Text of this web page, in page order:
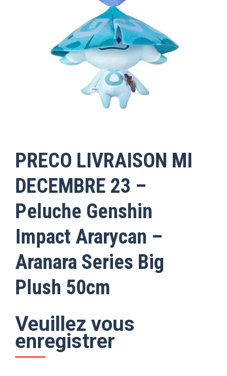
PRECO LIVRAISON MI
DECEMBRE 23 –
Peluche Genshin
Impact Ararycan –
Aranara Series Big
Plush 50cm
Veuillez vous
enregistrer